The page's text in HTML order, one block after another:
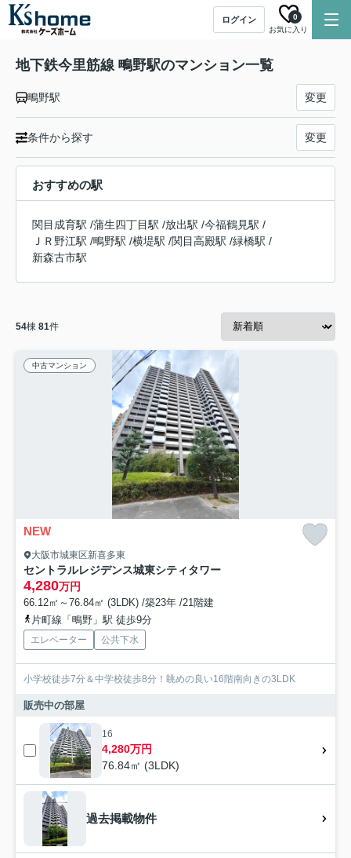
ログイン
お気に入り
0
地下鉄今里筋線 鴫野駅のマンション一覧
鴫野駅 変更
条件から探す 変更
おすすめの駅
関目成育駅 /蒲生四丁目駅 /放出駅 /今福鶴見駅 /
ＪＲ野江駅 /鴫野駅 /横堤駅 /関目高殿駅 /緑橋駅 /
新森古市駅
54棟 81件
中古マンション
NEW
大阪市城東区新喜多東
セントラルレジデンス城東シティタワー
4,280万円
66.12㎡～76.84㎡ (3LDK) /築23年 /21階建
片町線「鴫野」駅 徒歩9分
エレベーター 公共下水
小学校徒歩7分＆中学校徒歩8分！眺めの良い16階南向きの3LDK
販売中の部屋
16
4,280万円
76.84㎡ (3LDK)
過去掲載物件